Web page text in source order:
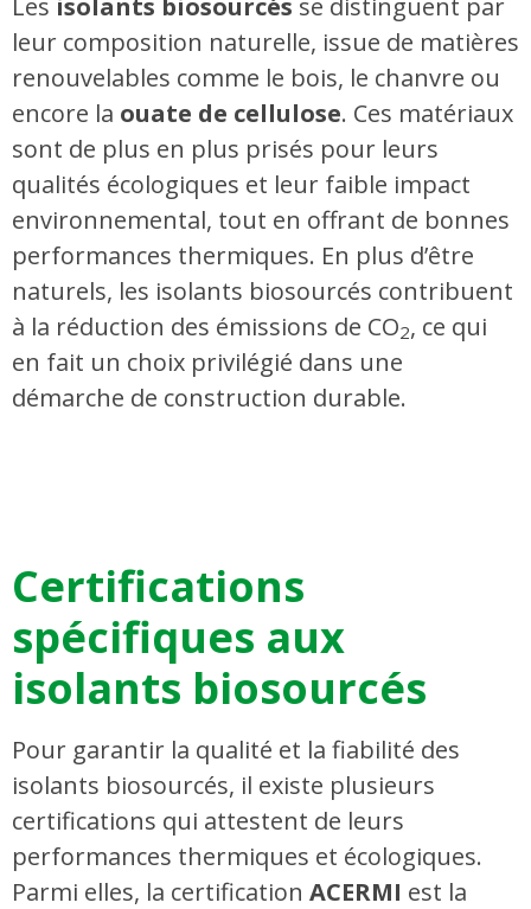
leur composition naturelle, issue de matières
renouvelables comme le bois, le chanvre ou
encore la ouate de cellulose. Ces matériaux
sont de plus en plus prisés pour leurs
qualités écologiques et leur faible impact
environnemental, tout en offrant de bonnes
performances thermiques. En plus d’être
naturels, les isolants biosourcés contribuent
à la réduction des émissions de CO2, ce qui
en fait un choix privilégié dans une
démarche de construction durable.
Certifications
spécifiques aux
isolants biosourcés
Pour garantir la qualité et la fiabilité des
isolants biosourcés, il existe plusieurs
certifications qui attestent de leurs
performances thermiques et écologiques.
Parmi elles, la certification ACERMI est la